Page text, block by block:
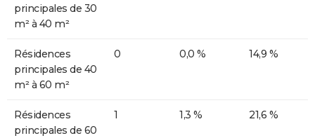
principales de 30
m² à 40 m²
Résidences
principales de 40
m² à 60 m²
0 0,0 % 14,9 %
Résidences
principales de 60
1 1,3 % 21,6 %